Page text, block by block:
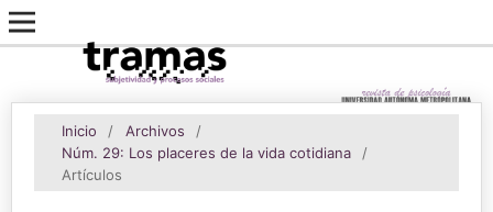
Inicio / Archivos
/
Núm. 29: Los placeres de la vida cotidiana
/
Artículos